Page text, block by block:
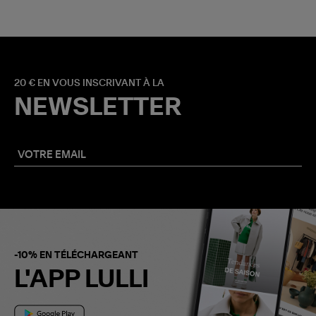
20 € EN VOUS INSCRIVANT À LA
NEWSLETTER
-10% EN TÉLÉCHARGEANT
L'APP LULLI